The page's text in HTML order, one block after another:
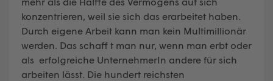
konzentrieren, weil sie sich das erarbeitet haben.
Durch eigene Arbeit kann man kein Multimillionär
werden. Das schaff t man nur, wenn man erbt oder
als erfolgreiche UnternehmerIn andere für sich
arbeiten lässt. Die hundert reichsten